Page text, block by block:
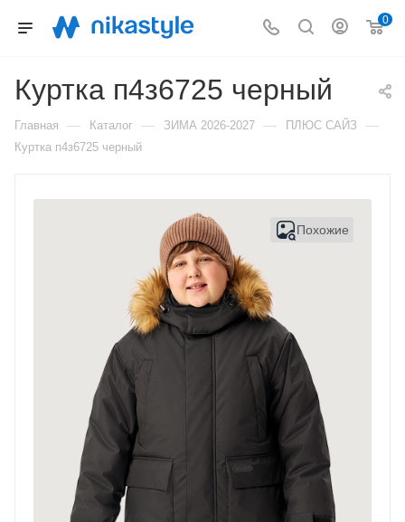
0
Куртка п4з6725 черный
Главная — Каталог — ЗИМА 2026-2027 — ПЛЮС САЙЗ —
Куртка п4з6725 черный
Похожие